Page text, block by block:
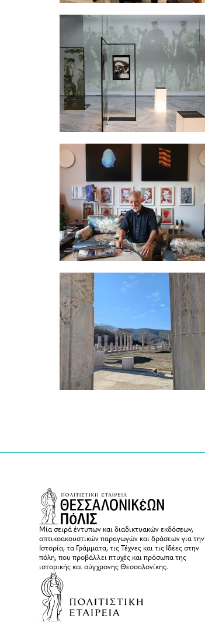
Μία σειρά έντυπων και διαδικτυακών εκδόσεων,
οπτικοακουστικών παραγωγών και δράσεων για την
Ιστορία, τα Γράμματα, τις Τέχνες και τις Ιδέες στην
πόλη, που προβάλλει πτυχές και πρόσωπα της
ιστορικής και σύγχρονης Θεσσαλονίκης.